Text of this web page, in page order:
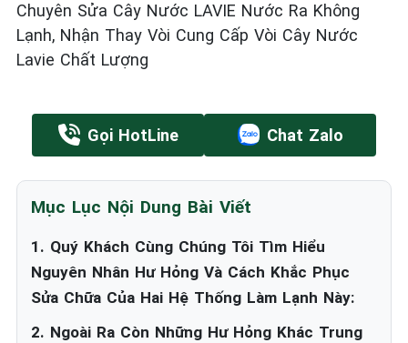
Chuyên Sửa Cây Nước LAVIE Nước Ra Không
Lạnh, Nhận Thay Vòi Cung Cấp Vòi Cây Nước
Lavie Chất Lượng
Gọi HotLine Chat Zalo
Mục Lục Nội Dung Bài Viết
1. Quý Khách Cùng Chúng Tôi Tìm Hiểu
Nguyên Nhân Hư Hỏng Và Cách Khắc Phục
Sửa Chữa Của Hai Hệ Thống Làm Lạnh Này:
2. Ngoài Ra Còn Những Hư Hỏng Khác Trung